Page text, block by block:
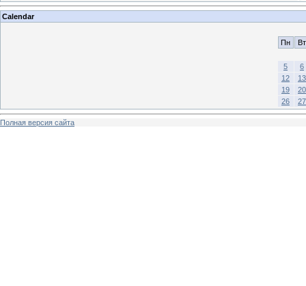
Calendar
Пн Вт
5
6
12
13
19
20
26
27
Полная версия сайта